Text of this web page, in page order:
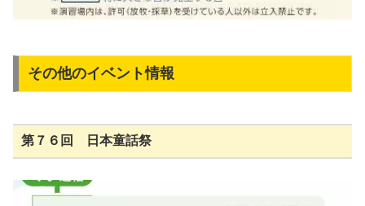
その他のイベント情報
第７６回 日本童話祭